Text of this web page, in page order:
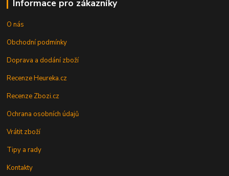
Informace pro zákazníky
O nás
Obchodní podmínky
Doprava a dodání zboží
Recenze Heureka.cz
Recenze Zbozi.cz
Ochrana osobních údajů
Vrátit zboží
Tipy a rady
Kontakty